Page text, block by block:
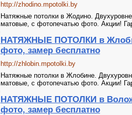
http://zhodino.mpotolki.by
Натяжные потолки в Жодино.
матовые, с фотопечатью фото. Акции!
НАТЯЖНЫЕ ПОТОЛКИ в
фото, замер бесплатно
http://zhlobin.mpotolki.by
Натяжные потолки в Жлобине.
матовые, с фотопечатью фото. Акции!
НАТЯЖНЫЕ ПОТОЛКИ в
фото, замер бесплатно